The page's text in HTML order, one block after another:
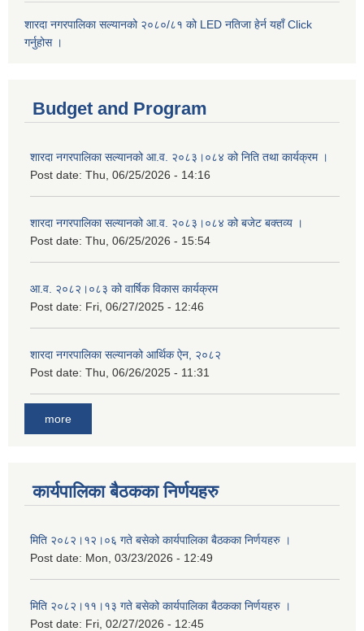
शारदा नगरपालिका सल्यानको २०८०/८१ को LED नतिजा हेर्न यहाँ Click
गर्नुहोस ।
Budget and Program
शारदा नगरपालिका सल्यानको आ.व. २०८३।०८४ को निति तथा कार्यक्रम ।
Post date: Thu, 06/25/2026 - 14:16
शारदा नगरपालिका सल्यानको आ.व. २०८३।०८४ को बजेट बक्तव्य ।
Post date: Thu, 06/25/2026 - 15:54
आ.व. २०८२।०८३ को वार्षिक विकास कार्यक्रम
Post date: Fri, 06/27/2025 - 12:46
शारदा नगरपालिका सल्यानको आर्थिक ऐन, २०८२
Post date: Thu, 06/26/2025 - 11:31
more
कार्यपालिका बैठकका निर्णयहरु
मिति २०८२।१२।०६ गते बसेको कार्यपालिका बैठकका निर्णयहरु ।
Post date: Mon, 03/23/2026 - 12:49
मिति २०८२।११।१३ गते बसेको कार्यपालिका बैठकका निर्णयहरु ।
Post date: Fri, 02/27/2026 - 12:45